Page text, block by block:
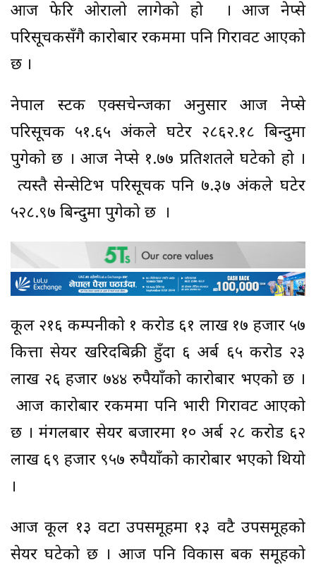
आज फेरि ओरालो लागेको हो । आज नेप्से
परिसूचकसँगै कारोबार रकममा पनि गिरावट आएको
छ ।
नेपाल स्टक एक्सचेन्जका अनुसार आज नेप्से
परिसूचक ५१.६५ अंकले घटेर २८६२.१८ बिन्दुमा
पुगेको छ । आज नेप्से १.७७ प्रतिशतले घटेको हो ।
त्यस्तै सेन्सेटिभ परिसूचक पनि ७.३७ अंकले घटेर
५२८.९७ बिन्दुमा पुगेको छ ।
कूल २१६ कम्पनीको १ करोड ६१ लाख १७ हजार ५७
कित्ता सेयर खरिदबिक्री हुँदा ६ अर्ब ६५ करोड २३
लाख २६ हजार ७४४ रुपैयाँको कारोबार भएको छ ।
आज कारोबार रकममा पनि भारी गिरावट आएको
छ । मंगलबार सेयर बजारमा १० अर्ब २८ करोड ६२
लाख ६९ हजार ९५७ रुपैयाँको कारोबार भएको थियो
।
आज कूल १३ वटा उपसमूहमा १३ वटै उपसमूहको
सेयर घटेको छ । आज पनि विकास बैंक समूहको